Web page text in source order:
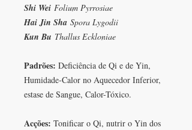
Shi Wei Folium Pyrrosiae
Hai Jin Sha Spora Lygodii
Kun Bu Thallus Eckloniae
Padrões: Deficiência de Qi e de Yin,
Humidade-Calor no Aquecedor Inferior,
estase de Sangue, Calor-Tóxico.
Acções: Tonificar o Qi, nutrir o Yin dos